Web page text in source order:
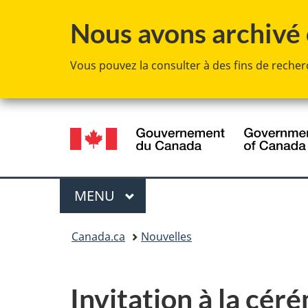
Nous avons
Vous pouvez la consulter à des fins de
Sélection
de
la
langue
Menu
MENU PRINCIPAL
Canada.ca Nouvelles
Invitation à la